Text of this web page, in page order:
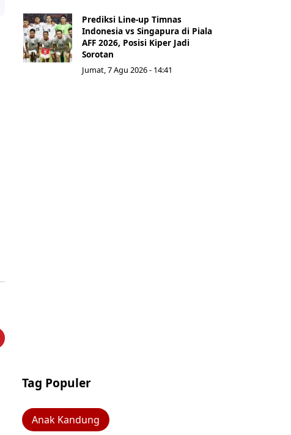
Prediksi Line-up Timnas
Indonesia vs Singapura di Piala
AFF 2026, Posisi Kiper Jadi
Sorotan
Jumat, 7 Agu 2026 - 14:41
Tag Populer
Anak Kandung